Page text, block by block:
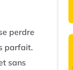
perdre
parfait.
sans